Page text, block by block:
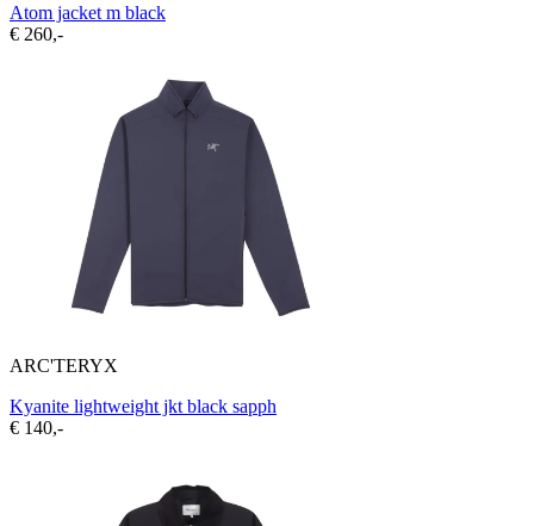
Atom jacket m black
€ 260,-
ARC'TERYX
Kyanite lightweight jkt black sapph
€ 140,-